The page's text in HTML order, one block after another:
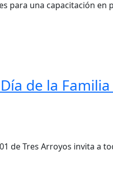
para una capacitación en
de la
de Tres Arroyos invita a